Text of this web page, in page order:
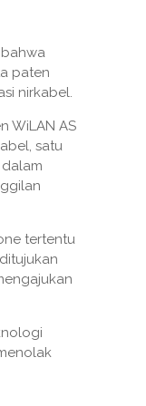
paten
nirkabel.
WiLAN AS
satu
tertentu